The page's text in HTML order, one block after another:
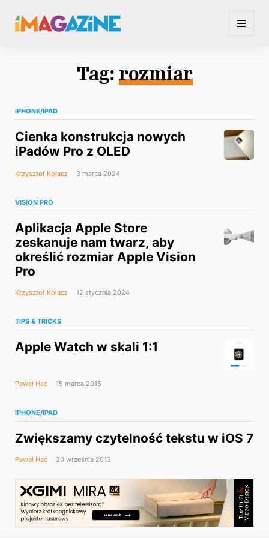
Tag: rozmiar
IPHONE/IPAD
Cienka konstrukcja nowych
iPadów Pro z OLED
Krzysztof Kołacz 3 marca 2024
VISION PRO
Aplikacja Apple Store
zeskanuje nam twarz, aby
określić rozmiar Apple Vision
Pro
Krzysztof Kołacz 12 stycznia 2024
TIPS & TRICKS
Apple Watch w skali 1:1
Paweł Hać 15 marca 2015
IPHONE/IPAD
Zwiększamy czytelność tekstu w iOS 7
Paweł Hać 20 września 2013